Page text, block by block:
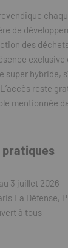
de
des
exclusive
super hybride,
reste
mentionnée
3 juillet 2026
La Défense,
à tous